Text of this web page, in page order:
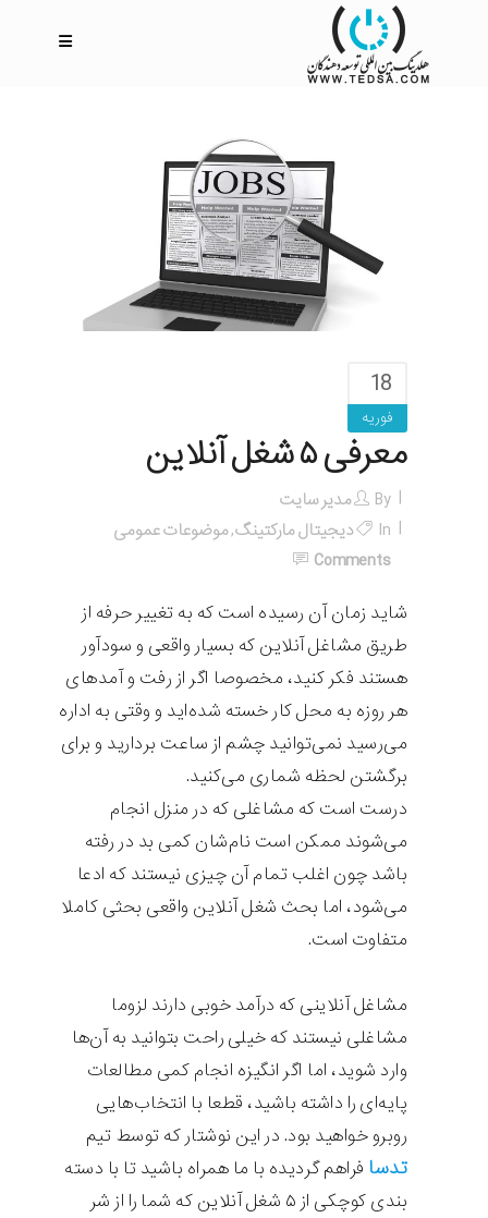
18
فوریه
معرفی ۵ شغل آنلاین
By
مدیر سایت
In
دیجیتال مارکتینگ,موضوعات عمومی
Comments
شاید زمان آن رسیده است که به تغییر حرفه از
طریق مشاغل آنلاین که بسیار واقعی و سودآور
هستند فکر کنید، مخصوصا اگر از رفت و آمدهای
هر روزه به محل کار خسته شده‌اید و وقتی به اداره
می‌رسید نمی‌توانید چشم از ساعت بردارید و برای
برگشتن لحظه شماری می‌کنید.
درست است که مشاغلی که در منزل انجام
می‌شوند ممکن است نام‌شان کمی بد در رفته
باشد چون اغلب تمام آن چیزی نیستند که ادعا
می‌شود، اما بحث شغل آنلاین واقعی بحثی کاملا
متفاوت است.
مشاغل آنلاینی که درآمد خوبی دارند لزوما
مشاغلی نیستند که خیلی راحت بتوانید به آن‌ها
وارد شوید، اما اگر انگیزه انجام کمی مطالعات
پایه‌ای را داشته باشید، قطعا با انتخاب‌هایی
روبرو خواهید بود. در این نوشتار که توسط تیم
تدسا فراهم گردیده با ما همراه باشید تا با دسته
بندی کوچکی از ۵ شغل آنلاین که شما را از شر